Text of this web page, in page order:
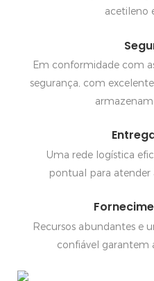
acetileno
Em conformidade com
segurança, com
Uma rede logística
pontual para atender
Recursos abundantes e
confiável garantem